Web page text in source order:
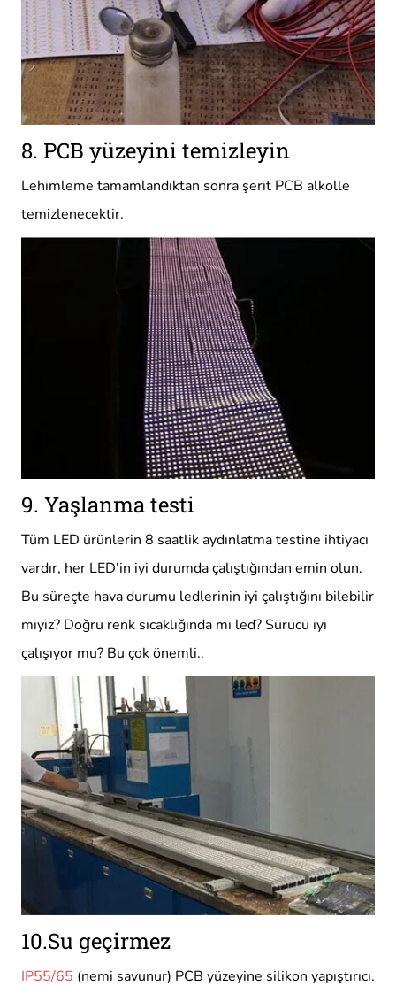
8. PCB yüzeyini temizleyin
Lehimleme tamamlandıktan sonra şerit PCB alkolle
temizlenecektir.
9. Yaşlanma testi
Tüm LED ürünlerin 8 saatlik aydınlatma testine ihtiyacı
vardır, her LED'in iyi durumda çalıştığından emin olun.
Bu süreçte hava durumu ledlerinin iyi çalıştığını bilebilir
miyiz? Doğru renk sıcaklığında mı led? Sürücü iyi
çalışıyor mu? Bu çok önemli..
10.Su geçirmez
IP55/65 (nemi savunur) PCB yüzeyine silikon yapıştırıcı.